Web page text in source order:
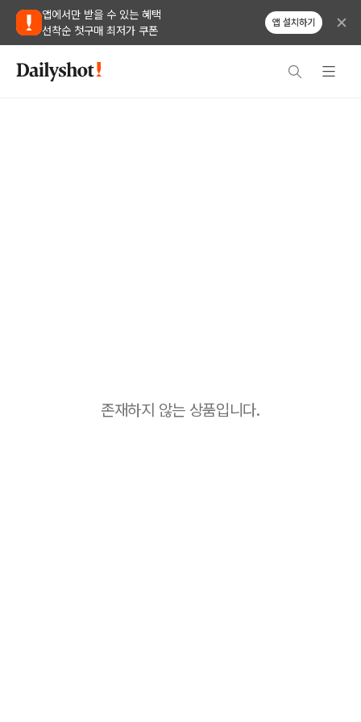
앱에서만 받을 수 있는 혜택
선착순 첫구매 최저가 쿠폰
앱 설치하기
존재하지 않는 상품입니다.